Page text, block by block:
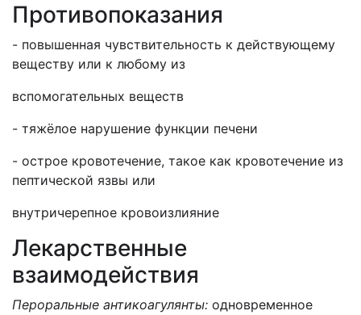
Противопоказания
- повышенная чувствительность к действующему
веществу или к любому из
вспомогательных веществ
- тяжёлое нарушение функции печени
- острое кровотечение, такое как кровотечение из
пептической язвы или
внутричерепное кровоизлияние
Лекарственные
взаимодействия
Пероральные антикоагулянты: одновременное